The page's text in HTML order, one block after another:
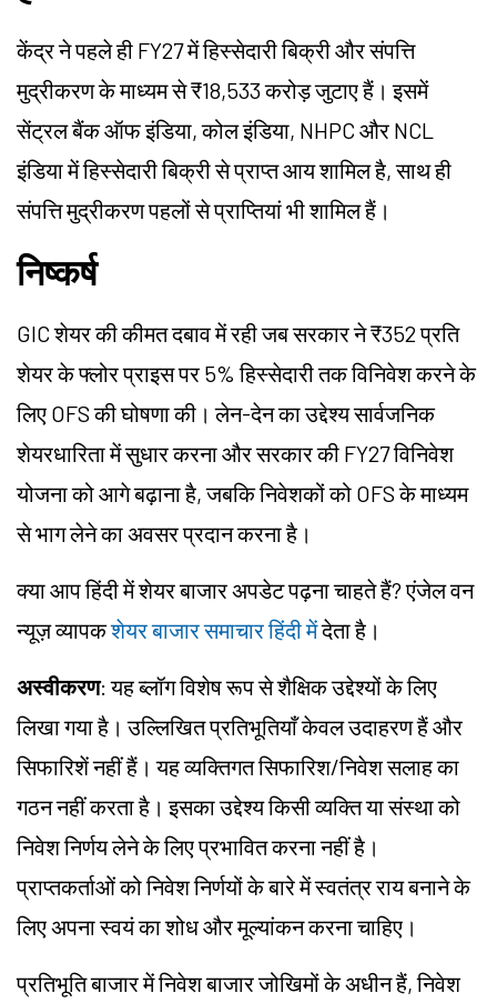
केंद्र ने पहले ही FY27 में हिस्सेदारी बिक्री और संपत्ति
मुद्रीकरण के माध्यम से ₹18,533 करोड़ जुटाए हैं। इसमें
सेंट्रल बैंक ऑफ इंडिया, कोल इंडिया, NHPC और NCL
इंडिया में हिस्सेदारी बिक्री से प्राप्त आय शामिल है, साथ ही
संपत्ति मुद्रीकरण पहलों से प्राप्तियां भी शामिल हैं।
निष्कर्ष
GIC शेयर की कीमत दबाव में रही जब सरकार ने ₹352 प्रति
शेयर के फ्लोर प्राइस पर 5% हिस्सेदारी तक विनिवेश करने के
लिए OFS की घोषणा की। लेन-देन का उद्देश्य सार्वजनिक
शेयरधारिता में सुधार करना और सरकार की FY27 विनिवेश
योजना को आगे बढ़ाना है, जबकि निवेशकों को OFS के माध्यम
से भाग लेने का अवसर प्रदान करना है।
क्या आप हिंदी में शेयर बाजार अपडेट पढ़ना चाहते हैं? एंजेल वन
न्यूज़ व्यापकशेयर बाजार समाचार हिंदी मेंदेता है।
अस्वीकरण: यह ब्लॉग विशेष रूप से शैक्षिक उद्देश्यों के लिए
लिखा गया है। उल्लिखित प्रतिभूतियाँ केवल उदाहरण हैं और
सिफारिशें नहीं हैं। यह व्यक्तिगत सिफारिश/निवेश सलाह का
गठन नहीं करता है। इसका उद्देश्य किसी व्यक्ति या संस्था को
निवेश निर्णय लेने के लिए प्रभावित करना नहीं है।
प्राप्तकर्ताओं को निवेश निर्णयों के बारे में स्वतंत्र राय बनाने के
लिए अपना स्वयं का शोध और मूल्यांकन करना चाहिए।
प्रतिभूति बाजार में निवेश बाजार जोखिमों के अधीन हैं, निवेश